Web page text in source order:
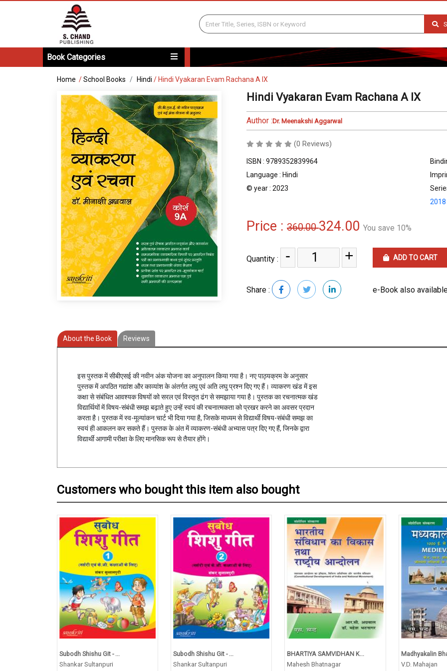
Book Categories
Home /School Books Hindi / Hindi Vyakaran Evam Rachana A IX
Hindi Vyakaran Evam Rachana A IX
Author :Dr. Meenakshi Aggarwal
(0 Reviews)
ISBN : 9789352839964
Language : Hindi
© year : 2023
2018
Price : 360.00324.00 You save 10%
Quantity : - + ADD TO CART
Share : e-Book also
About the Book Reviews
इस पुस्तक में सीबीएसई की नवीन अंक योजना का अनुपालन किया गया है। नए पाठ्यक्रम के अनुसार
पुस्तक में अपठित गद्यांश और काव्यांश के अंतर्गत लघु एवं अति लघु प्रश्न दिए गए हैं। व्याकरण खंड में इस
कक्षा से संबंधित आवश्यक विषयों को सरल एवं विस्तृत ढंग से समझाया गया है। पुस्तक का रचनात्मक खंड
विद्यार्थियों में विषय-संबंधी समझ बढ़ाते हुए उन्हें स्वयं की रचनात्मकता को प्रखर करने का अवसर प्रदान
करता है। पुस्तक में स्व-मूल्यांकन चार्ट भी दिया गया है, जिसके माध्यम से विद्यार्थी विषय-संबंधी समझ का
स्वयं ही आकलन कर सकते हैं। पुस्तक के अंत में व्याकरण-संबंधी अभ्यास पत्र दिए गए हैं, जिनके द्वारा
विद्यार्थी आगामी परीक्षा के लिए मानसिक रूप से तैयार होंगे।
Customers who bought this item also bought
Subodh Shishu Git - ...
Shankar Sultanpuri
Subodh Shishu Git - ...
Shankar Sultanpuri
BHARTIYA SAMVIDHAN K...
Mahesh Bhatnagar
Madhyakalin
V.D. Mahajan